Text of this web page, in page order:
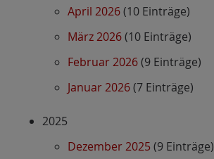
April 2026(10 Einträge)
März 2026(10 Einträge)
Februar 2026(9 Einträge)
Januar 2026(7 Einträge)
2025
Dezember 2025(9 Einträge)